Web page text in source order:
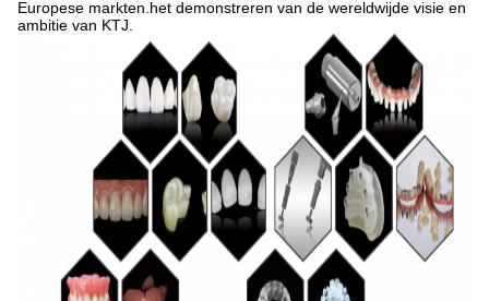
Europese markten.het demonstreren van de wereldwijde visie en
ambitie van KTJ.